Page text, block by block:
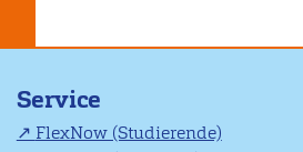
Service
FlexNow (Studierende)